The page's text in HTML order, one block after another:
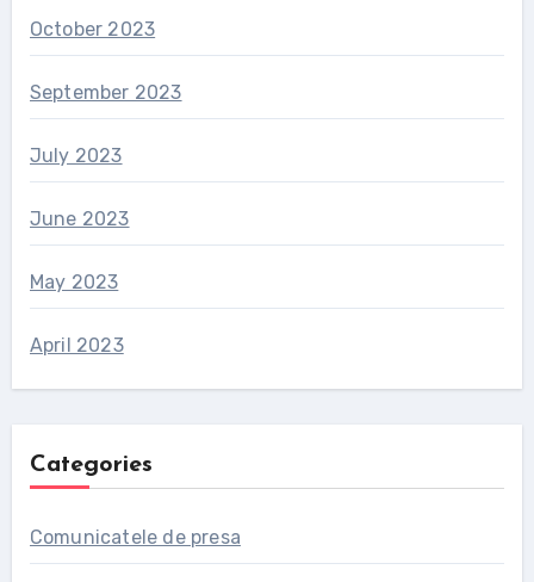
October 2023
September 2023
July 2023
June 2023
May 2023
April 2023
Categories
Comunicatele de presa